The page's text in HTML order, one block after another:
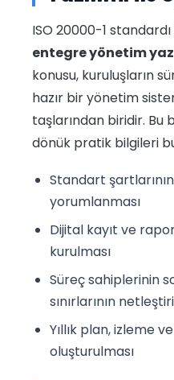
ISO 20000-1
entegre yönetim
konusu, kuruluşların
hazır bir yönetim
taşlarından biridir. Bu
dönük pratik bilgileri
Standart
yorumlanması
Dijital kayıt ve
kurulması
Süreç sahiplerinin
sınırlarının
Yıllık plan, izleme
oluşturulması